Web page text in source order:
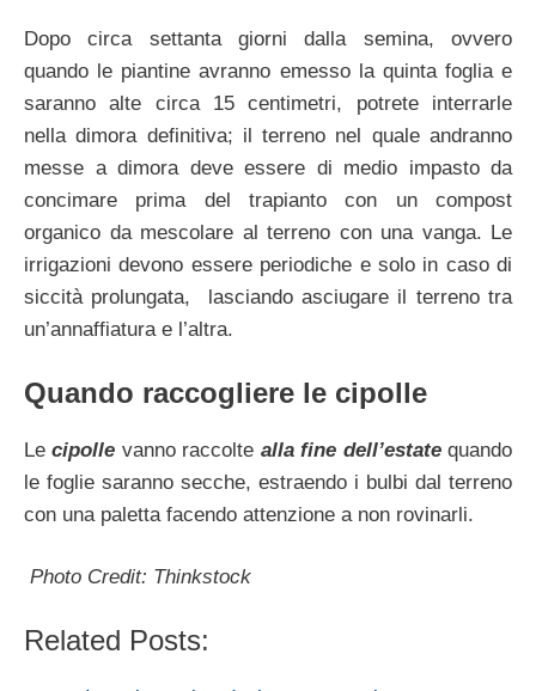
Dopo circa settanta giorni dalla semina, ovvero
quando le piantine avranno emesso la quinta foglia e
saranno alte circa 15 centimetri, potrete interrarle
nella dimora definitiva; il terreno nel quale andranno
messe a dimora deve essere di medio impasto da
concimare prima del trapianto con un compost
organico da mescolare al terreno con una vanga. Le
irrigazioni devono essere periodiche e solo in caso di
siccità prolungata, lasciando asciugare il terreno tra
un’annaffiatura e l’altra.
Quando raccogliere le cipolle
Lecipolle vanno raccolte alla fine dell’estatequando
le foglie saranno secche, estraendo i bulbi dal terreno
con una paletta facendo attenzione a non rovinarli.
Photo Credit: Thinkstock
Related Posts: